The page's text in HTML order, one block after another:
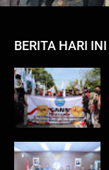
BERITA HARI INI